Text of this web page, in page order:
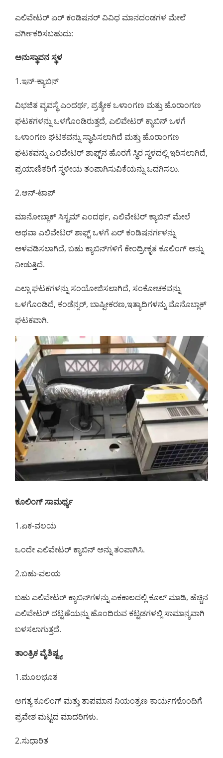
ಎಲಿವೇಟರ್ ಏರ್ ಕಂಡಿಷನರ್ ವಿವಿಧ ಮಾನದಂಡಗಳ ಮೇಲೆ
ವರ್ಗೀಕರಿಸಬಹುದು:
ಅನುಸ್ಥಾಪನ ಸ್ಥಳ
1.ಇನ್-ಕ್ಯಾಬಿನ್
ವಿಭಜಿತ ವ್ಯವಸ್ಥೆ ಎಂದರ್ಥ, ಪ್ರತ್ಯೇಕ ಒಳಾಂಗಣ ಮತ್ತು ಹೊರಾಂಗಣ
ಘಟಕಗಳನ್ನು ಒಳಗೊಂಡಿರುತ್ತದೆ, ಎಲಿವೇಟರ್ ಕ್ಯಾಬಿನ್ ಒಳಗೆ
ಒಳಾಂಗಣ ಘಟಕವನ್ನು ಸ್ಥಾಪಿಸಲಾಗಿದೆ ಮತ್ತು ಹೊರಾಂಗಣ
ಘಟಕವನ್ನು ಎಲಿವೇಟರ್ ಶಾಫ್ಟ್‌ನ ಹೊರಗೆ ಸ್ಥಿರ ಸ್ಥಳದಲ್ಲಿ ಇರಿಸಲಾಗಿದೆ,
ಪ್ರಯಾಣಿಕರಿಗೆ ಸ್ಥಳೀಯ ತಂಪಾಗಿಸುವಿಕೆಯನ್ನು ಒದಗಿಸಲು.
2.ಆನ್-ಟಾಪ್
ಮಾನೋಬ್ಲಾಕ್ ಸಿಸ್ಟಮ್ ಎಂದರ್ಥ, ಎಲಿವೇಟರ್ ಕ್ಯಾಬಿನ್ ಮೇಲೆ
ಅಥವಾ ಎಲಿವೇಟರ್ ಶಾಫ್ಟ್ ಒಳಗೆ ಏರ್ ಕಂಡಿಷನರ್ಗಳನ್ನು
ಅಳವಡಿಸಲಾಗಿದೆ, ಬಹು ಕ್ಯಾಬಿನ್‌ಗಳಿಗೆ ಕೇಂದ್ರೀಕೃತ ಕೂಲಿಂಗ್ ಅನ್ನು
ನೀಡುತ್ತಿದೆ.
ಎಲ್ಲಾ ಘಟಕಗಳನ್ನು ಸಂಯೋಜಿಸಲಾಗಿದೆ, ಸಂಕೋಚಕವನ್ನು
ಒಳಗೊಂಡಿದೆ, ಕಂಡೆನ್ಸರ್, ಬಾಷ್ಪೀಕರಣ,ಇತ್ಯಾದಿಗಳನ್ನು ಮೊನೊಬ್ಲಾಕ್
ಘಟಕವಾಗಿ.
ಕೂಲಿಂಗ್ ಸಾಮರ್ಥ್ಯ
1.ಏಕ-ವಲಯ
ಒಂದೇ ಎಲಿವೇಟರ್ ಕ್ಯಾಬಿನ್ ಅನ್ನು ತಂಪಾಗಿಸಿ.
2.ಬಹು-ವಲಯ
ಬಹು ಎಲಿವೇಟರ್ ಕ್ಯಾಬಿನ್‌ಗಳನ್ನು ಏಕಕಾಲದಲ್ಲಿ ಕೂಲ್ ಮಾಡಿ, ಹೆಚ್ಚಿನ
ಎಲಿವೇಟರ್ ದಟ್ಟಣೆಯನ್ನು ಹೊಂದಿರುವ ಕಟ್ಟಡಗಳಲ್ಲಿ ಸಾಮಾನ್ಯವಾಗಿ
ಬಳಸಲಾಗುತ್ತದೆ.
ತಾಂತ್ರಿಕ ವೈಶಿಷ್ಟ್ಯ
1.ಮೂಲಭೂತ
ಅಗತ್ಯ ಕೂಲಿಂಗ್ ಮತ್ತು ತಾಪಮಾನ ನಿಯಂತ್ರಣ ಕಾರ್ಯಗಳೊಂದಿಗೆ
ಪ್ರವೇಶ ಮಟ್ಟದ ಮಾದರಿಗಳು.
2.ಸುಧಾರಿತ